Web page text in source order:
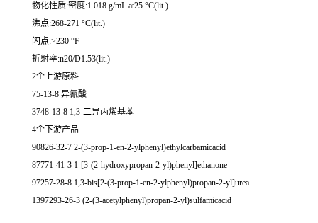
物化性质:密度:1.018 g/mL at25 °C(lit.)
沸点:268-271 °C(lit.)
闪点:>230 °F
折射率:n20/D1.53(lit.)
2个上游原料
75-13-8 异氰酸
3748-13-8 1,3-二异丙烯基苯
4个下游产品
90826-32-7 2-(3-prop-1-en-2-ylphenyl)ethylcarbamicacid
87771-41-3 1-[3-(2-hydroxypropan-2-yl)phenyl]ethanone
97257-28-8 1,3-bis[2-(3-prop-1-en-2-ylphenyl)propan-2-yl]urea
1397293-26-3 (2-(3-acetylphenyl)propan-2-yl)sulfamicacid